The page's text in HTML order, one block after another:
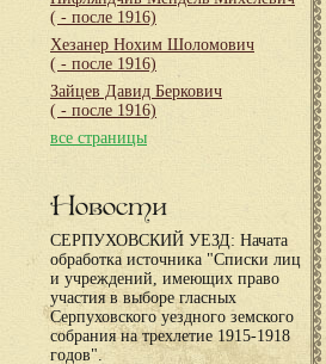
( - после 1916)
Хезанер Нохим Шоломович
( - после 1916)
Зайцев Давид Беркович
( - после 1916)
все страницы
Новости
СЕРПУХОВСКИЙ УЕЗД: Начата
обработка источника "Списки лиц
и учреждений, имеющих право
участия в выборе гласных
Серпуховского уездного земского
собрания на трехлетие 1915-1918
годов".